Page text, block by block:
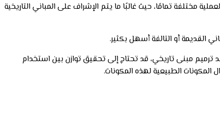
مختلفة تمامًا، حيث غالبًا ما يتم الإشراف على المباني التاريخية
القديمة أو التالفة أسهل بكثير.
عند ترميم مبنى تاريخي، قد تحتاج إلى تحقيق توازن بين استخدام
المكونات الطبيعية لهذه المكونات.